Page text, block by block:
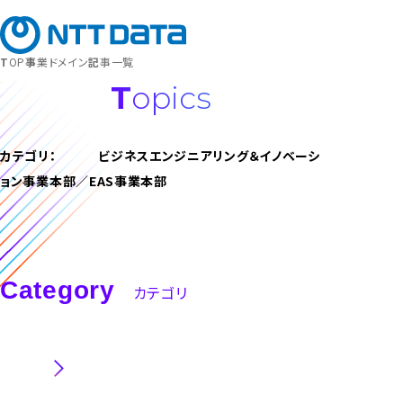
TOP 事業ドメイン 記事一覧
Topics
カテゴリ：
ビジネスエンジニアリング＆イノベーシ
ョン事業本部／EAS事業本部
Category カテゴリ